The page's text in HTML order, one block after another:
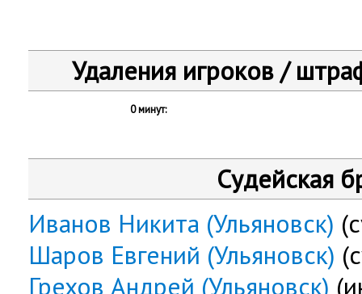
Удаления игроков /
0 минут:
Судейская
Иванов Никита (Ульяновск)
Шаров Евгений (Ульяновск)
Грехов Андрей (Ульяновск)